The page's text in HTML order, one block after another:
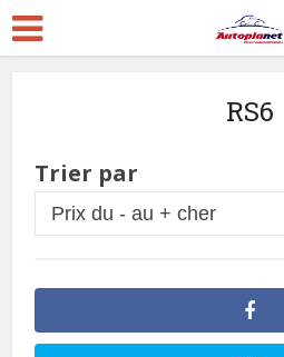
RS6
Trier par